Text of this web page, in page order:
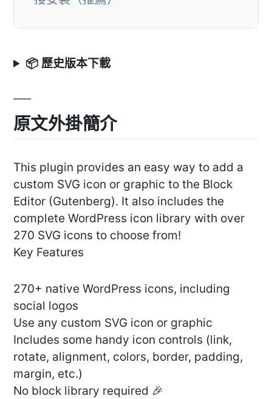
📦 歷史版本下載
原文外掛簡介
This plugin provides an easy way to add a
custom SVG icon or graphic to the Block
Editor (Gutenberg). It also includes the
complete WordPress icon library with over
270 SVG icons to choose from!
Key Features
270+ native WordPress icons, including
social logos
Use any custom SVG icon or graphic
Includes some handy icon controls (link,
rotate, alignment, colors, border, padding,
margin, etc.)
No block library required 🎉